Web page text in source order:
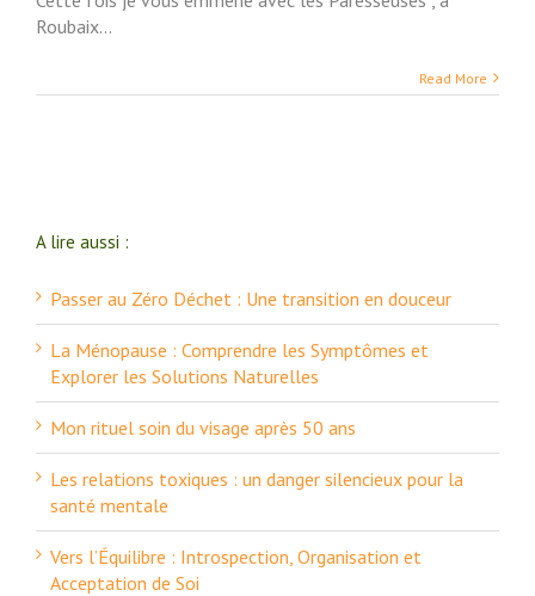
Roubaix...
Read More
A lire aussi :
Passer au Zéro Déchet : Une transition en douceur
La Ménopause : Comprendre les Symptômes et
Explorer les Solutions Naturelles
Mon rituel soin du visage après 50 ans
Les relations toxiques : un danger silencieux pour la
santé mentale
Vers l’Équilibre : Introspection, Organisation et
Acceptation de Soi